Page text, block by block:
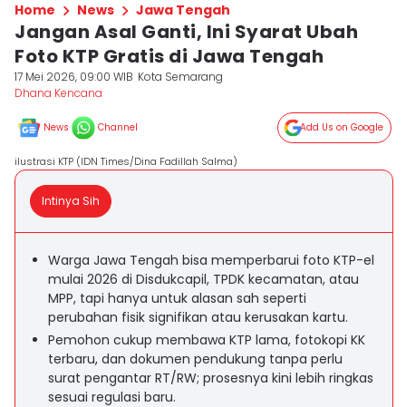
Home News Jawa Tengah
Jangan Asal Ganti, Ini Syarat Ubah
Foto KTP Gratis di Jawa Tengah
17 Mei 2026, 09:00 WIB Kota Semarang
Dhana Kencana
News Channel Add Us on Google
ilustrasi KTP (IDN Times/Dina Fadillah Salma)
Intinya Sih
Warga Jawa Tengah bisa memperbarui foto KTP-el
mulai 2026 di Disdukcapil, TPDK kecamatan, atau
MPP, tapi hanya untuk alasan sah seperti
perubahan fisik signifikan atau kerusakan kartu.
Pemohon cukup membawa KTP lama, fotokopi KK
terbaru, dan dokumen pendukung tanpa perlu
surat pengantar RT/RW; prosesnya kini lebih ringkas
sesuai regulasi baru.